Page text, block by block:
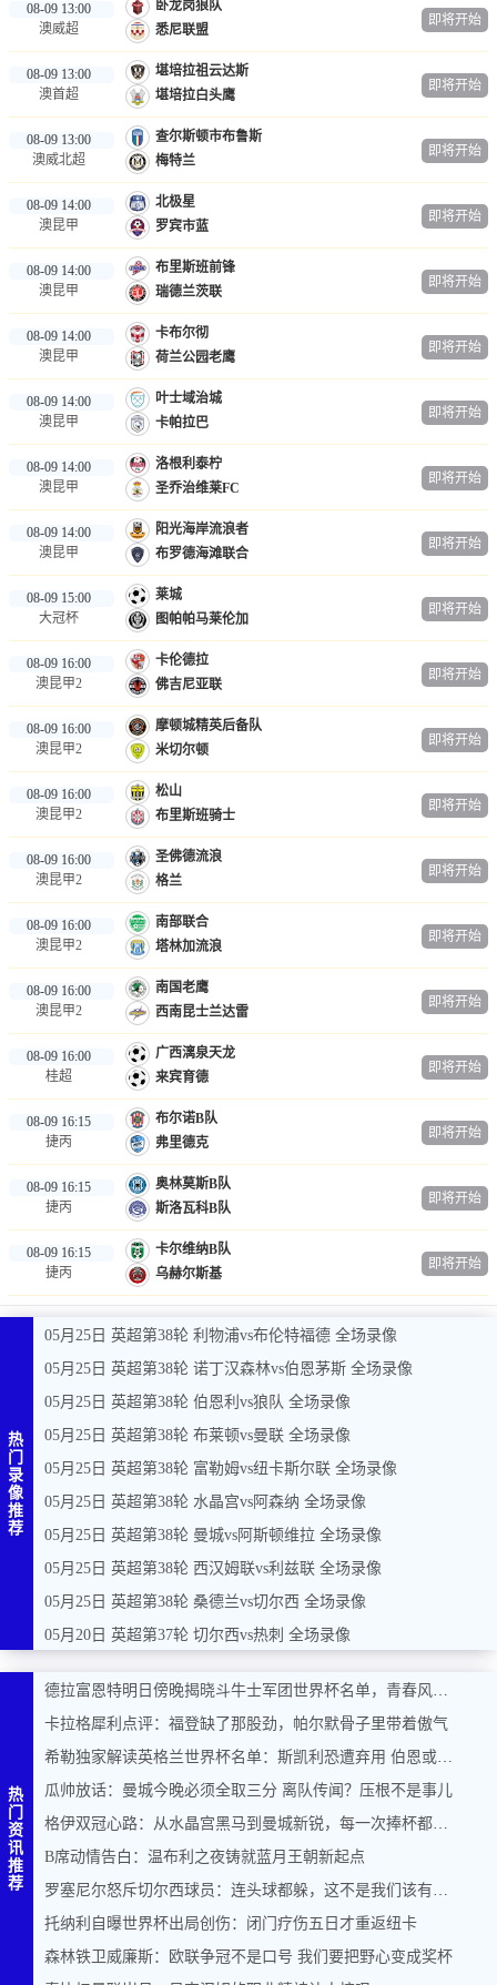
08-09 13:00
澳威超
卧龙岗狼队
悉尼联盟
即将开始
08-09 13:00
澳首超
堪培拉祖云达斯
堪培拉白头鹰
即将开始
08-09 13:00
澳威北超
查尔斯顿市布鲁斯
梅特兰
即将开始
08-09 14:00
澳昆甲
北极星
罗宾市蓝
即将开始
08-09 14:00
澳昆甲
布里斯班前锋
瑞德兰茨联
即将开始
08-09 14:00
澳昆甲
卡布尔彻
荷兰公园老鹰
即将开始
08-09 14:00
澳昆甲
叶士域治城
卡帕拉巴
即将开始
08-09 14:00
澳昆甲
洛根利泰柠
圣乔治维莱FC
即将开始
08-09 14:00
澳昆甲
阳光海岸流浪者
布罗德海滩联合
即将开始
08-09 15:00
大冠杯
莱城
图帕帕马莱伦加
即将开始
08-09 16:00
澳昆甲2
卡伦德拉
佛吉尼亚联
即将开始
08-09 16:00
澳昆甲2
摩顿城精英后备队
米切尔顿
即将开始
08-09 16:00
澳昆甲2
松山
布里斯班骑士
即将开始
08-09 16:00
澳昆甲2
圣佛德流浪
格兰
即将开始
08-09 16:00
澳昆甲2
南部联合
塔林加流浪
即将开始
08-09 16:00
澳昆甲2
南国老鹰
西南昆士兰达雷
即将开始
08-09 16:00
桂超
广西漓泉天龙
来宾育德
即将开始
08-09 16:15
捷丙
布尔诺B队
弗里德克
即将开始
08-09 16:15
捷丙
奥林莫斯B队
斯洛瓦科B队
即将开始
08-09 16:15
捷丙
卡尔维纳B队
乌赫尔斯基
即将开始
热
门
录
像
推
荐
05月25日 英超第38轮 利物浦vs布伦特福德 全场录像
05月25日 英超第38轮 诺丁汉森林vs伯恩茅斯 全场录像
05月25日 英超第38轮 伯恩利vs狼队 全场录像
05月25日 英超第38轮 布莱顿vs曼联 全场录像
05月25日 英超第38轮 富勒姆vs纽卡斯尔联 全场录像
05月25日 英超第38轮 水晶宫vs阿森纳 全场录像
05月25日 英超第38轮 曼城vs阿斯顿维拉 全场录像
05月25日 英超第38轮 西汉姆联vs利兹联 全场录像
05月25日 英超第38轮 桑德兰vs切尔西 全场录像
05月20日 英超第37轮 切尔西vs热刺 全场录像
热
门
资
讯
推
荐
德拉富恩特明日傍晚揭晓斗牛士军团世界杯名单，青春风暴能否席卷美加墨？
卡拉格犀利点评：福登缺了那股劲，帕尔默骨子里带着傲气
希勒独家解读英格兰世界杯名单：斯凯利恐遭弃用 伯恩或力压马奎尔入围
瓜帅放话：曼城今晚必须全取三分 离队传闻？压根不是事儿
格伊双冠心路：从水晶宫黑马到曼城新锐，每一次捧杯都是奇迹
B席动情告白：温布利之夜铸就蓝月王朝新起点
罗塞尼尔怒斥切尔西球员：连头球都躲，这不是我们该有的样子
托纳利自曝世界杯出局创伤：闭门疗伤五日才重返纽卡
森林铁卫威廉斯：欧联争冠不是口号 我们要把野心变成奖杯